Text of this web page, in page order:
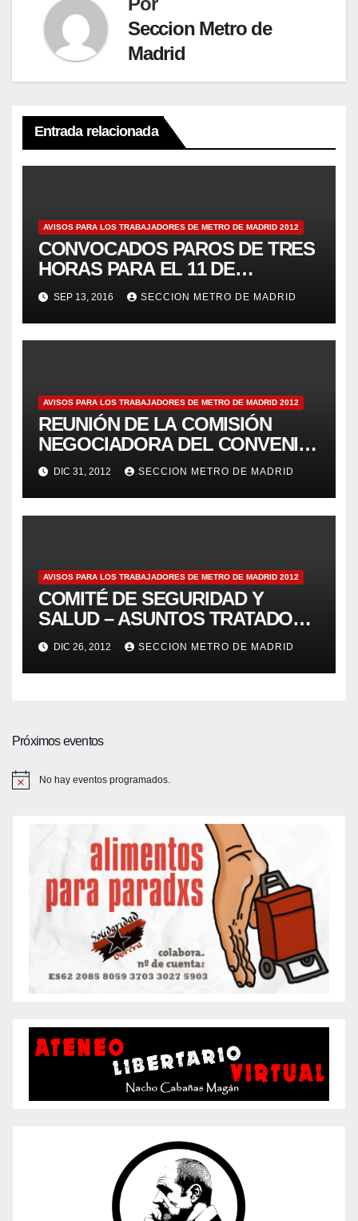
Seccion Metro de
Madrid
Entrada relacionada
AVISOS PARA LOS TRABAJADORES DE METRO DE MADRID 2012
CONVOCADOS PAROS DE TRES
HORAS PARA EL 11 DE
JULIOAviso 69
SEP 13, 2016 SECCION METRO DE MADRID
AVISOS PARA LOS TRABAJADORES DE METRO DE MADRID 2012
REUNIÓN DE LA COMISIÓN
NEGOCIADORA DEL CONVENIO
– Aviso 125
DIC 31, 2012 SECCION METRO DE MADRID
AVISOS PARA LOS TRABAJADORES DE METRO DE MADRID 2012
COMITÉ DE SEGURIDAD Y
SALUD – ASUNTOS TRATADOS
POR LOS DELEGADOS DE
PREVENCIÓN 17/12/2012 – Aviso
123
DIC 26, 2012 SECCION METRO DE MADRID
Próximos eventos
No hay eventos programados.